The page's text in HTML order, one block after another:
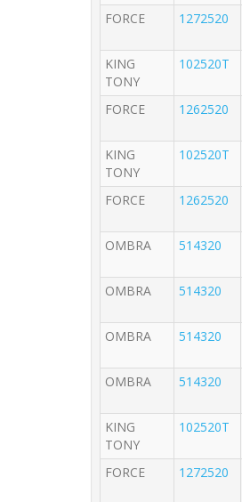
FORCE 1272520
KING
TONY
102520T
FORCE 1262520
KING
TONY
102520T
FORCE 1262520
OMBRA 514320
OMBRA 514320
OMBRA 514320
OMBRA 514320
KING
TONY
102520T
FORCE 1272520